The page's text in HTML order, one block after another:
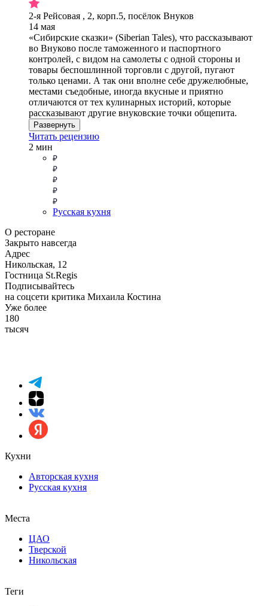
2-я Рейсовая , 2, корп.5, посёлок Внуков
14 мая
«Сибирские сказки» (Siberian Tales), что рассказывают
во Внуково после таможенного и паспортного
контролей, с видом на самолеты с одной стороны и
товары беспошлинной торговли с другой, пугают
только ценами. А так они вполне себе дружелюбные,
местами съедобные, иногда вкусные и приятно
отличаются от тех кулинарных историй, которые
рассказывают другие внуковские точки общепита.
Развернуть
Читать рецензию
2 мин
Русская кухня
О ресторане
Закрыто навсегда
Адрес
Никольская, 12
Гостница St.Regis
Подписывайтесь
на соцсети критика Михаила Костина
Уже более
180
тысяч
Кухни
Авторская кухня
Русская кухня
Места
ЦАО
Тверской
Никольская
Теги